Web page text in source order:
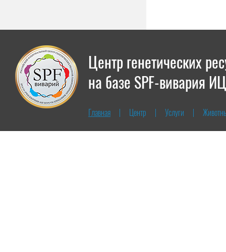
Центр генетических
на базе SPF-вивария
Главная Центр Услуги